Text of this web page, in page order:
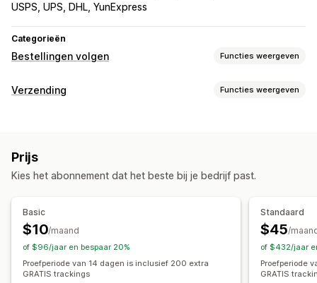
USPS, UPS, DHL, YunExpress
Categorieën
Bestellingen volgen Functies weergeven
Tracking
Geschatte leverdatum
Export van bestellingen Meerdere vervoerders Analytics
Meldingen
E-mail Meldingen in realtime
Aangepaste meldingen Automatiseringen
Verzending Functies weergeven
Meerdere talen
Trackingpagina met eigen merk
Updates van bestellingen
Analytics voor verzendingen
Prijs
Kies het abonnement dat het beste bij je bedrijf past.
Basic
$10/maand
of $96/jaar en bespaar 20%
Proefperiode van 14 dagen is inclusief 200 extra
GRATIS trackings
Standaard
$45/
of $432/jaar
Proefperiode
GRATIS